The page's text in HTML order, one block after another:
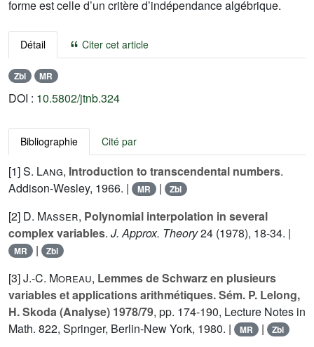
forme est celle d’un critère d’indépendance algébrique.
Détail Citer cet article
Zbl MR
DOI : 10.5802/jtnb.324
Bibliographie Cité par
[1]S. Lang, Introduction to transcendental numbers.
Addison-Wesley, 1966. |
MR | Zbl
[2] D. Masser, Polynomial interpolation in several
complex variables. J. Approx. Theory24 (1978), 18-34. |
MR | Zbl
[3]J.-C. Moreau, Lemmes de Schwarz en plusieurs
variables et applications arithmétiques. Sém. P. Lelong,
H. Skoda (Analyse) 1978/79, pp. 174-190, Lecture Notes in
Math. 822, Springer, Berlin-New York, 1980. |
MR | Zbl